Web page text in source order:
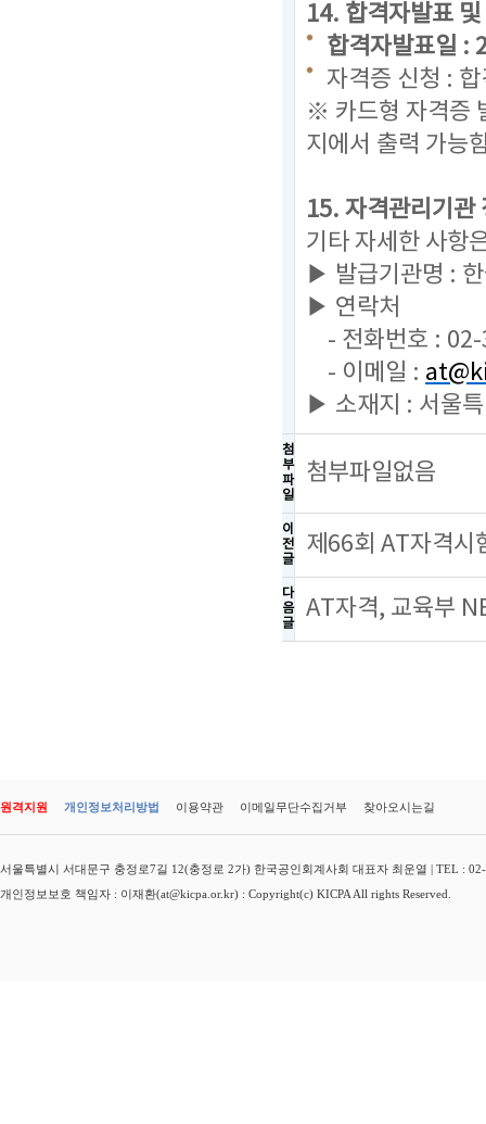
14. 합격자발표
합격자발표일 :
자격증 신청 :
※ 카드형 자격증
지에서 출력 가능
15. 자격관리기관
기타 자세한 사항
▶ 발급기관명 :
▶ 연락처
- 전화번호 :
- 이메일 :
▶ 소재지 : 서울
첨
부
파
일
첨부파일없음
이
전
글
제66회 AT자격시
다
음
글
AT자격, 교육부
원격지원 개인정보처리방법 이용약관 이메일무단수집거부 찾아오시는길
서울특별시 서대문구 충정로7길 12(충정로 2가) 한국공인회계사회 대표자 최운열 | TEL :
개인정보보호 책임자 : 이재환(at@kicpa.or.kr) : Copyright(c) KICPA All rights Reserved.